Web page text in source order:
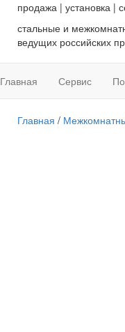
продажа | установка |
стальные и
ведущих российских
Главная Сервис
Главная /